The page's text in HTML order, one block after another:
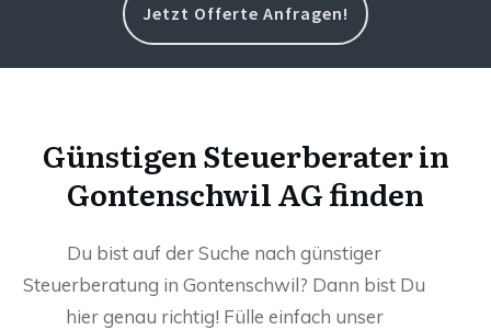
Jetzt Offerte Anfragen!
Günstigen Steuerberater in
Gontenschwil AG finden
Du bist auf der Suche nach günstiger
Steuerberatung in Gontenschwil? Dann bist Du
hier genau richtig! Fülle einfach unser